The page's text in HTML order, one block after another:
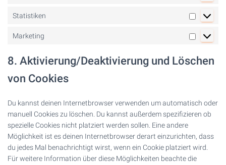
Statistiken
Marketing
8. Aktivierung/Deaktivierung und Löschen
von Cookies
Du kannst deinen Internetbrowser verwenden um automatisch oder
manuell Cookies zu löschen. Du kannst außerdem spezifizieren ob
spezielle Cookies nicht platziert werden sollen. Eine andere
Möglichkeit ist es deinen Internetbrowser derart einzurichten, dass
du jedes Mal benachrichtigt wirst, wenn ein Cookie platziert wird.
Für weitere Information über diese Möglichkeiten beachte die